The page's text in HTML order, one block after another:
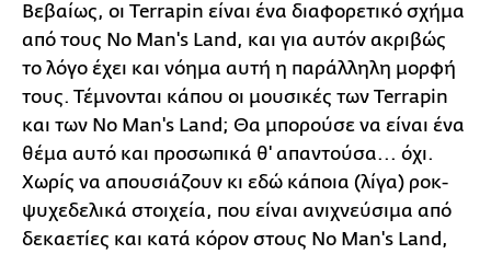
Βεβαίως, οι Terrapin είναι ένα διαφορετικό σχήμα
από τους No Man's Land, και για αυτόν ακριβώς
το λόγο έχει και νόημα αυτή η παράλληλη μορφή
τους. Τέμνονται κάπου οι μουσικές των Terrapin
και των No Man's Land; Θα μπορούσε να είναι ένα
θέμα αυτό και προσωπικά θ' απαντούσα... όχι.
Χωρίς να απουσιάζουν κι εδώ κάποια (λίγα) ροκ-
ψυχεδελικά στοιχεία, που είναι ανιχνεύσιμα από
δεκαετίες και κατά κόρον στους No Man's Land,